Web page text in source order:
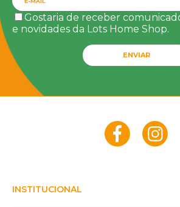
Gostaria de receber
e novidades da Lots Home Shop.
ENVIAR
INSTITUCIONAL